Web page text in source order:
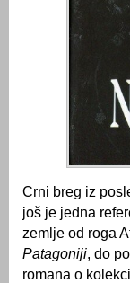
Crni breg iz
još je jedna
zemlje od roga
Patagoniji, do
romana o